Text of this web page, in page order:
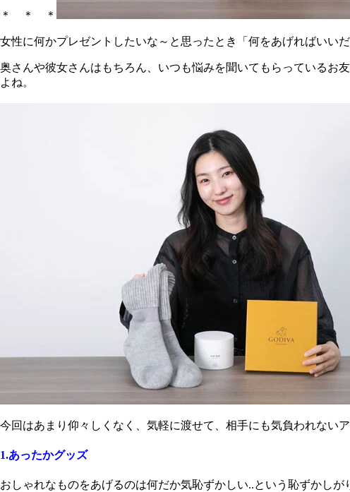
＊ ＊ ＊
女性に何かプレゼントしたいな～と思ったとき「何をあげればいい
奥さんや彼女さんはもちろん、いつも悩みを聞いてもらっているお
よね。
今回はあまり仰々しくなく、気軽に渡せて、相手にも気負われな
1.あったかグッズ
おしゃれなものをあげるのは何だか気恥ずかしい..という恥ずかし